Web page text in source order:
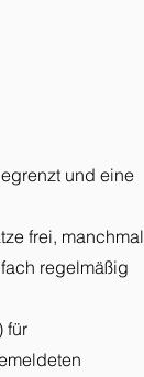
und eine
frei, manchmal
regelmäßig
für